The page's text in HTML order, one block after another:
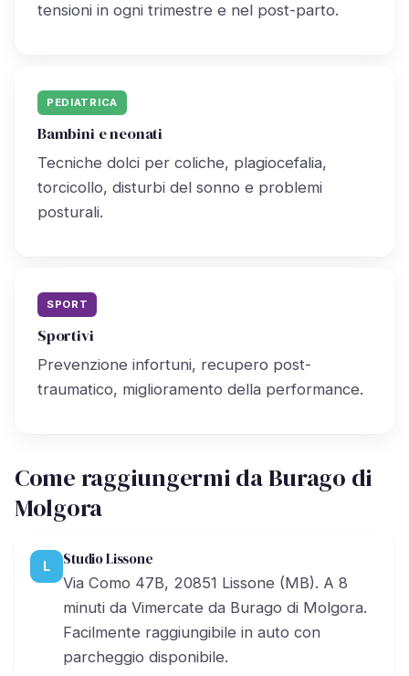
tensioni in ogni trimestre e nel post-parto.
PEDIATRICA
Bambini e neonati
Tecniche dolci per coliche, plagiocefalia,
torcicollo, disturbi del sonno e problemi
posturali.
SPORT
Sportivi
Prevenzione infortuni, recupero post-
traumatico, miglioramento della performance.
Come raggiungermi da Burago di
Molgora
L Studio Lissone
Via Como 47B, 20851 Lissone (MB). A 8
minuti da Vimercate da Burago di Molgora.
Facilmente raggiungibile in auto con
parcheggio disponibile.